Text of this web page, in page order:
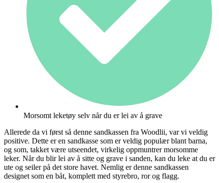
Morsomt leketøy selv når du er lei av å grave
Allerede da vi først så denne sandkassen fra Woodlii, var vi veldig
positive. Dette er en sandkasse som er veldig populær blant barna,
og som, takket være utseendet, virkelig oppmuntrer morsomme
leker. Når du blir lei av å sitte og grave i sanden, kan du leke at du er
ute og seiler på det store havet. Nemlig er denne sandkassen
designet som en båt, komplett med styrebro, ror og flagg.